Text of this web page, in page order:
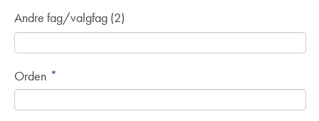
Andre fag/valgfag (2)
Orden *